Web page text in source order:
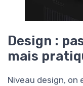
Design :
mais
Niveau design,